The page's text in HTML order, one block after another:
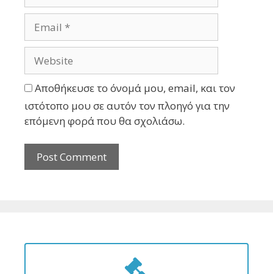
Αποθήκευσε το όνομά μου, email, και τον
ιστότοπο μου σε αυτόν τον πλοηγό για την
επόμενη φορά που θα σχολιάσω.